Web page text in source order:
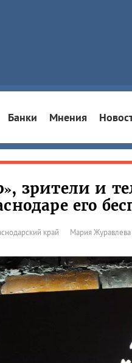
Банки Мнения
зрители и
его
край Мария Журавлева